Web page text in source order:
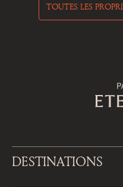
TOUTES LES
DESTINATIONS